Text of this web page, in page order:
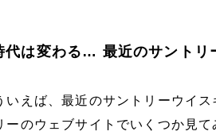
代は変わる… 最近のサントリ
いえば、最近のサントリーウイ
ーのウェブサイトでいくつか見